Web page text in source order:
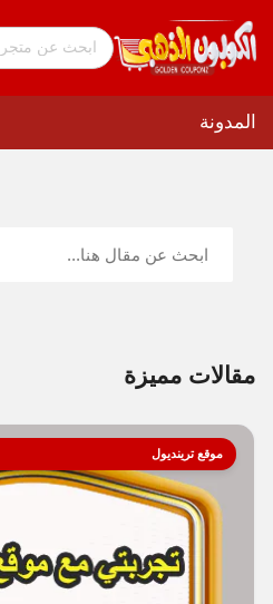
المدونة
مقالات مميزة
موقع ترينديول